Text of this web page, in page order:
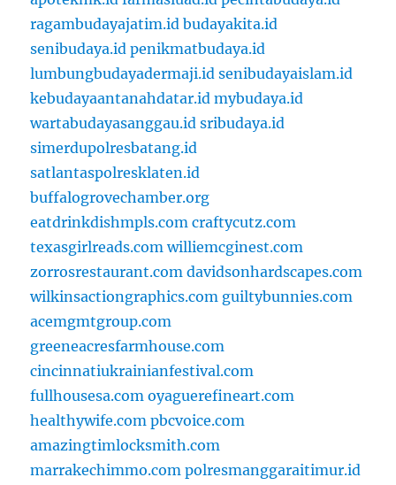
ragambudayajatim.id budayakita.id
senibudaya.id penikmatbudaya.id
lumbungbudayadermaji.id senibudayaislam.id
kebudayaantanahdatar.id mybudaya.id
wartabudayasanggau.id sribudaya.id
simerdupolresbatang.id
satlantaspolresklaten.id
buffalogrovechamber.org
eatdrinkdishmpls.com craftycutz.com
texasgirlreads.com williemcginest.com
zorrosrestaurant.com davidsonhardscapes.com
wilkinsactiongraphics.com guiltybunnies.com
acemgmtgroup.com
greeneacresfarmhouse.com
cincinnatiukrainianfestival.com
fullhousesa.com oyaguerefineart.com
healthywife.com pbcvoice.com
amazingtimlocksmith.com
marrakechimmo.com polresmanggaraitimur.id